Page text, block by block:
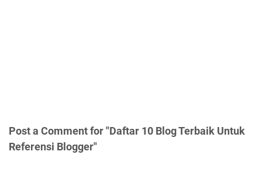
Post a Comment for "Daftar 10 Blog Terbaik Untuk
Referensi Blogger"